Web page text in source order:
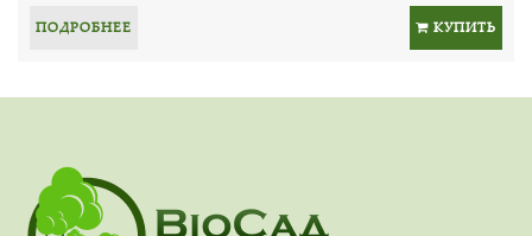
ПОДРОБНЕЕ КУПИТЬ